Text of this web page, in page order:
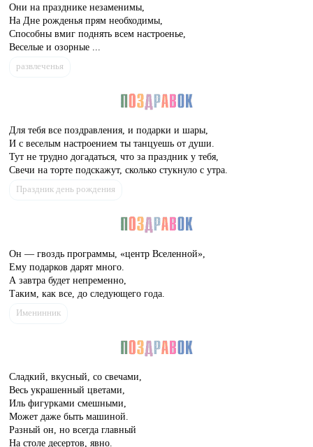
Они на празднике незаменимы,
На Дне рожденья прям необходимы,
Способны вмиг поднять всем настроенье,
Веселые и озорные ...
развлеченья
Для тебя все поздравления, и подарки и шары,
И с веселым настроением ты танцуешь от души.
Тут не трудно догадаться, что за праздник у тебя,
Свечи на торте подскажут, сколько стукнуло с утра.
Праздник день рождения
Он — гвоздь программы, «центр Вселенной»,
Ему подарков дарят много.
А завтра будет непременно,
Таким, как все, до следующего года.
Именинник
Сладкий, вкусный, со свечами,
Весь украшенный цветами,
Иль фигурками смешными,
Может даже быть машиной.
Разный он, но всегда главный
На столе десертов, явно.